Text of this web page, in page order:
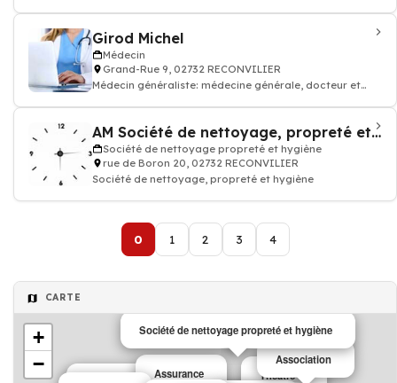
Girod Michel
Médecin
Grand-Rue 9, 02732 RECONVILIER
Médecin généraliste: médecine générale, docteur et
AM Société de nettoyage, propreté et hygiènes
Société de nettoyage propreté et hygiène
rue de Boron 20, 02732 RECONVILIER
Société de nettoyage, propreté et hygiène
0 1 2 3 4
CARTE
Assurance Théâtre
Association
Société de nettoyage propreté et hygiène
+
−